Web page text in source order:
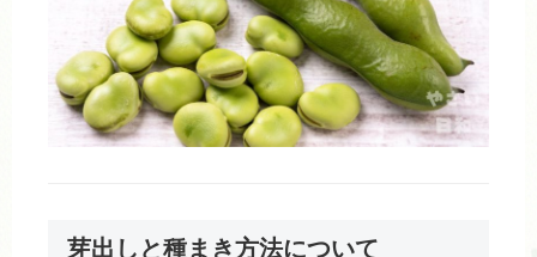
芽出しと種まき方法について